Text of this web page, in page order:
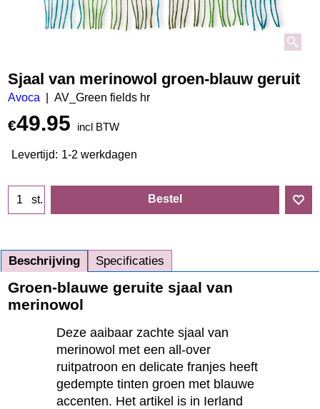
Sjaal van merinowol groen-blauw geruit
Avoca AV_Green fields hr
€49.95 incl BTW
Levertijd: 1-2 werkdagen
st. Bestel
Beschrijving Specificaties
Groen-blauwe geruite sjaal van
merinowol
Deze aaibaar zachte sjaal van
merinowol met een all-over
ruitpatroon en delicate franjes heeft
gedempte tinten groen met blauwe
accenten. Het artikel is in Ierland